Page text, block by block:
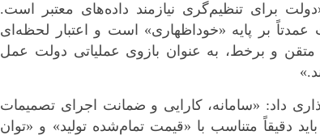
برای تنظیم‌گری نیازمند داده‌های معتبر است.
بر پایه «خوداظهاری» است و اعتبار لحظه‌ای
متقن و برخط، به عنوان بازوی عملیاتی دولت عمل
داد: «سامانه، کارایی و ضمانت اجرای تصمیمات
دقیقاً متناسب با «قیمت تمام‌شده تولید» و «توان